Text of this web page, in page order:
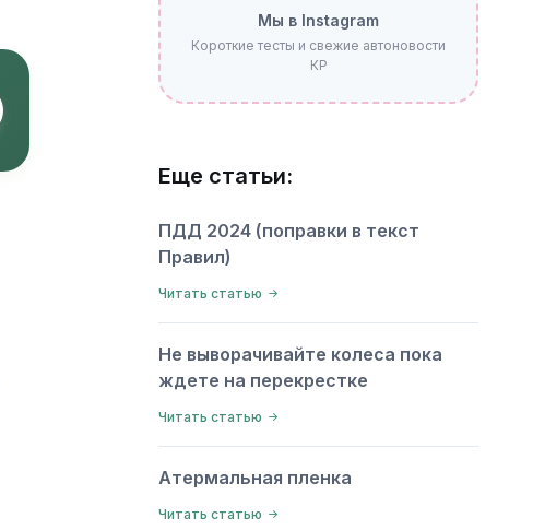
Мы в Instagram
Короткие тесты и свежие автоновости
КР
Еще статьи:
ПДД 2024 (поправки в текст
Правил)
Читать статью
Не выворачивайте колеса пока
ждете на перекрестке
Читать статью
Атермальная пленка
Читать статью